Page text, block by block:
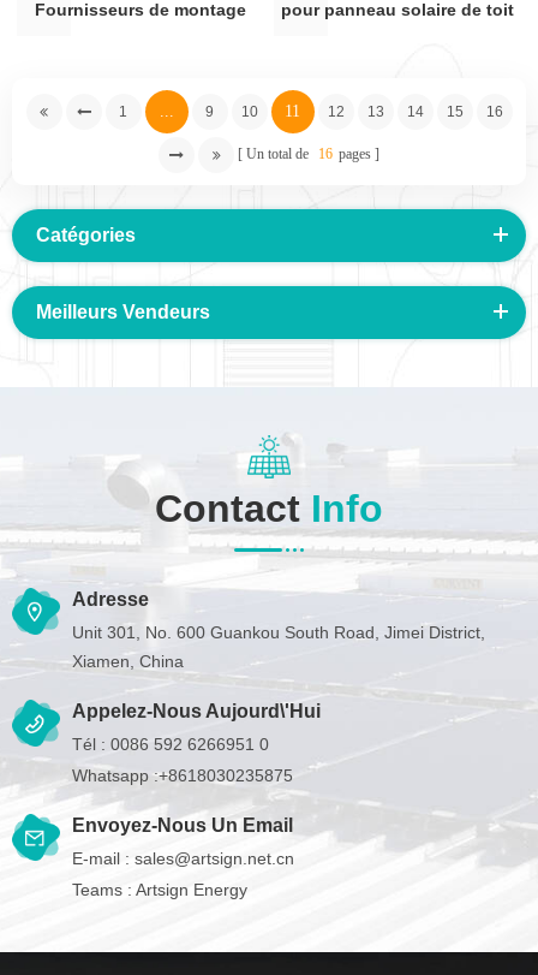
Fournisseurs de montage
pour panneau solaire de toit
1 ... 9 10 11 12 13 14 15 16
Un total de 16 pages
Catégories
Meilleurs Vendeurs
Contact Info
Adresse
Unit 301, No. 600 Guankou South Road, Jimei District,
Xiamen, China
Appelez-Nous Aujourd\'hui
Tél : 0086 592 6266951 0
Whatsapp :+8618030235875
Envoyez-Nous Un Email
E-mail : sales@artsign.net.cn
Teams : Artsign Energy